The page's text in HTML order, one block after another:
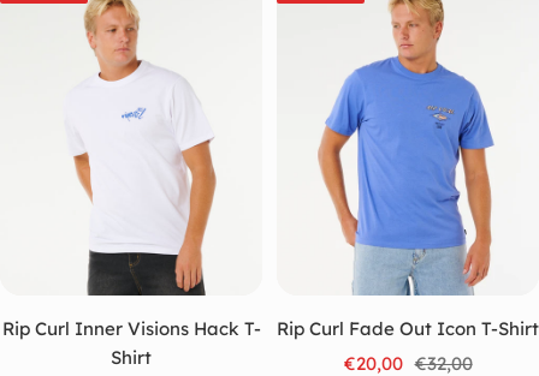
u
n
u
t
i
c
Rip Curl Inner Visions Hack T-
Shirt
Rip Curl Fade Out Icon T-Shirt
Angebotspreis
€20,00 Regulärer
€32,00